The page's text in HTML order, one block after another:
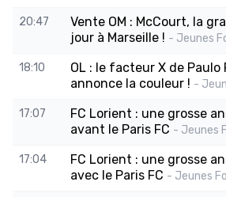
20:47
Vente OM : McCourt, la
jour à Marseille ! - Jeunes
18:10
OL : le facteur X de Paulo
annonce la couleur ! -
17:07
FC Lorient : une grosse
avant le Paris FC - Jeunes
17:04
FC Lorient : une grosse
avec le Paris FC - Jeunes